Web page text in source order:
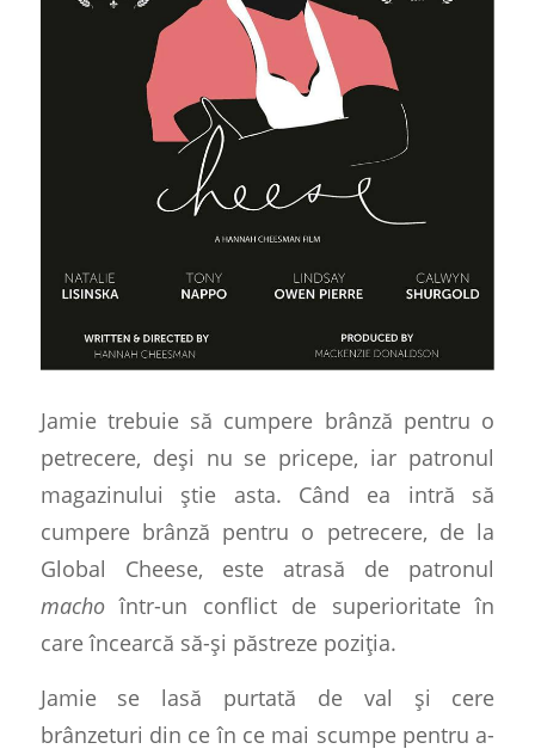
Jamie trebuie să cumpere brânză pentru o
petrecere, deși nu se pricepe, iar patronul
magazinului știe asta. Când ea intră să
cumpere brânză pentru o petrecere, de la
Global Cheese, este atrasă de patronul
machoîntr-un conflict de superioritate în
care încearcă să-și păstreze poziția.
Jamie se lasă purtată de val și cere
brânzeturi din ce în ce mai scumpe pentru a-